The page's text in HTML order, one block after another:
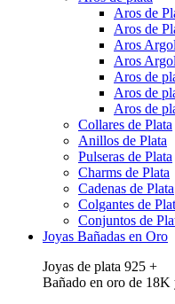
Aros de
Aros de
Aros
Aros
Aros de
Aros de
Aros de
Collares de Plata
Anillos de Plata
Pulseras de Plata
Charms de Plata
Cadenas de Plata
Colgantes de
Conjuntos de
Joyas Bañadas en Oro
Joyas de plata 925 +
Bañado en oro de